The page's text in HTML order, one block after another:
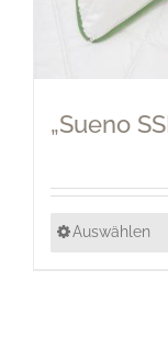
„Sueno
Auswählen